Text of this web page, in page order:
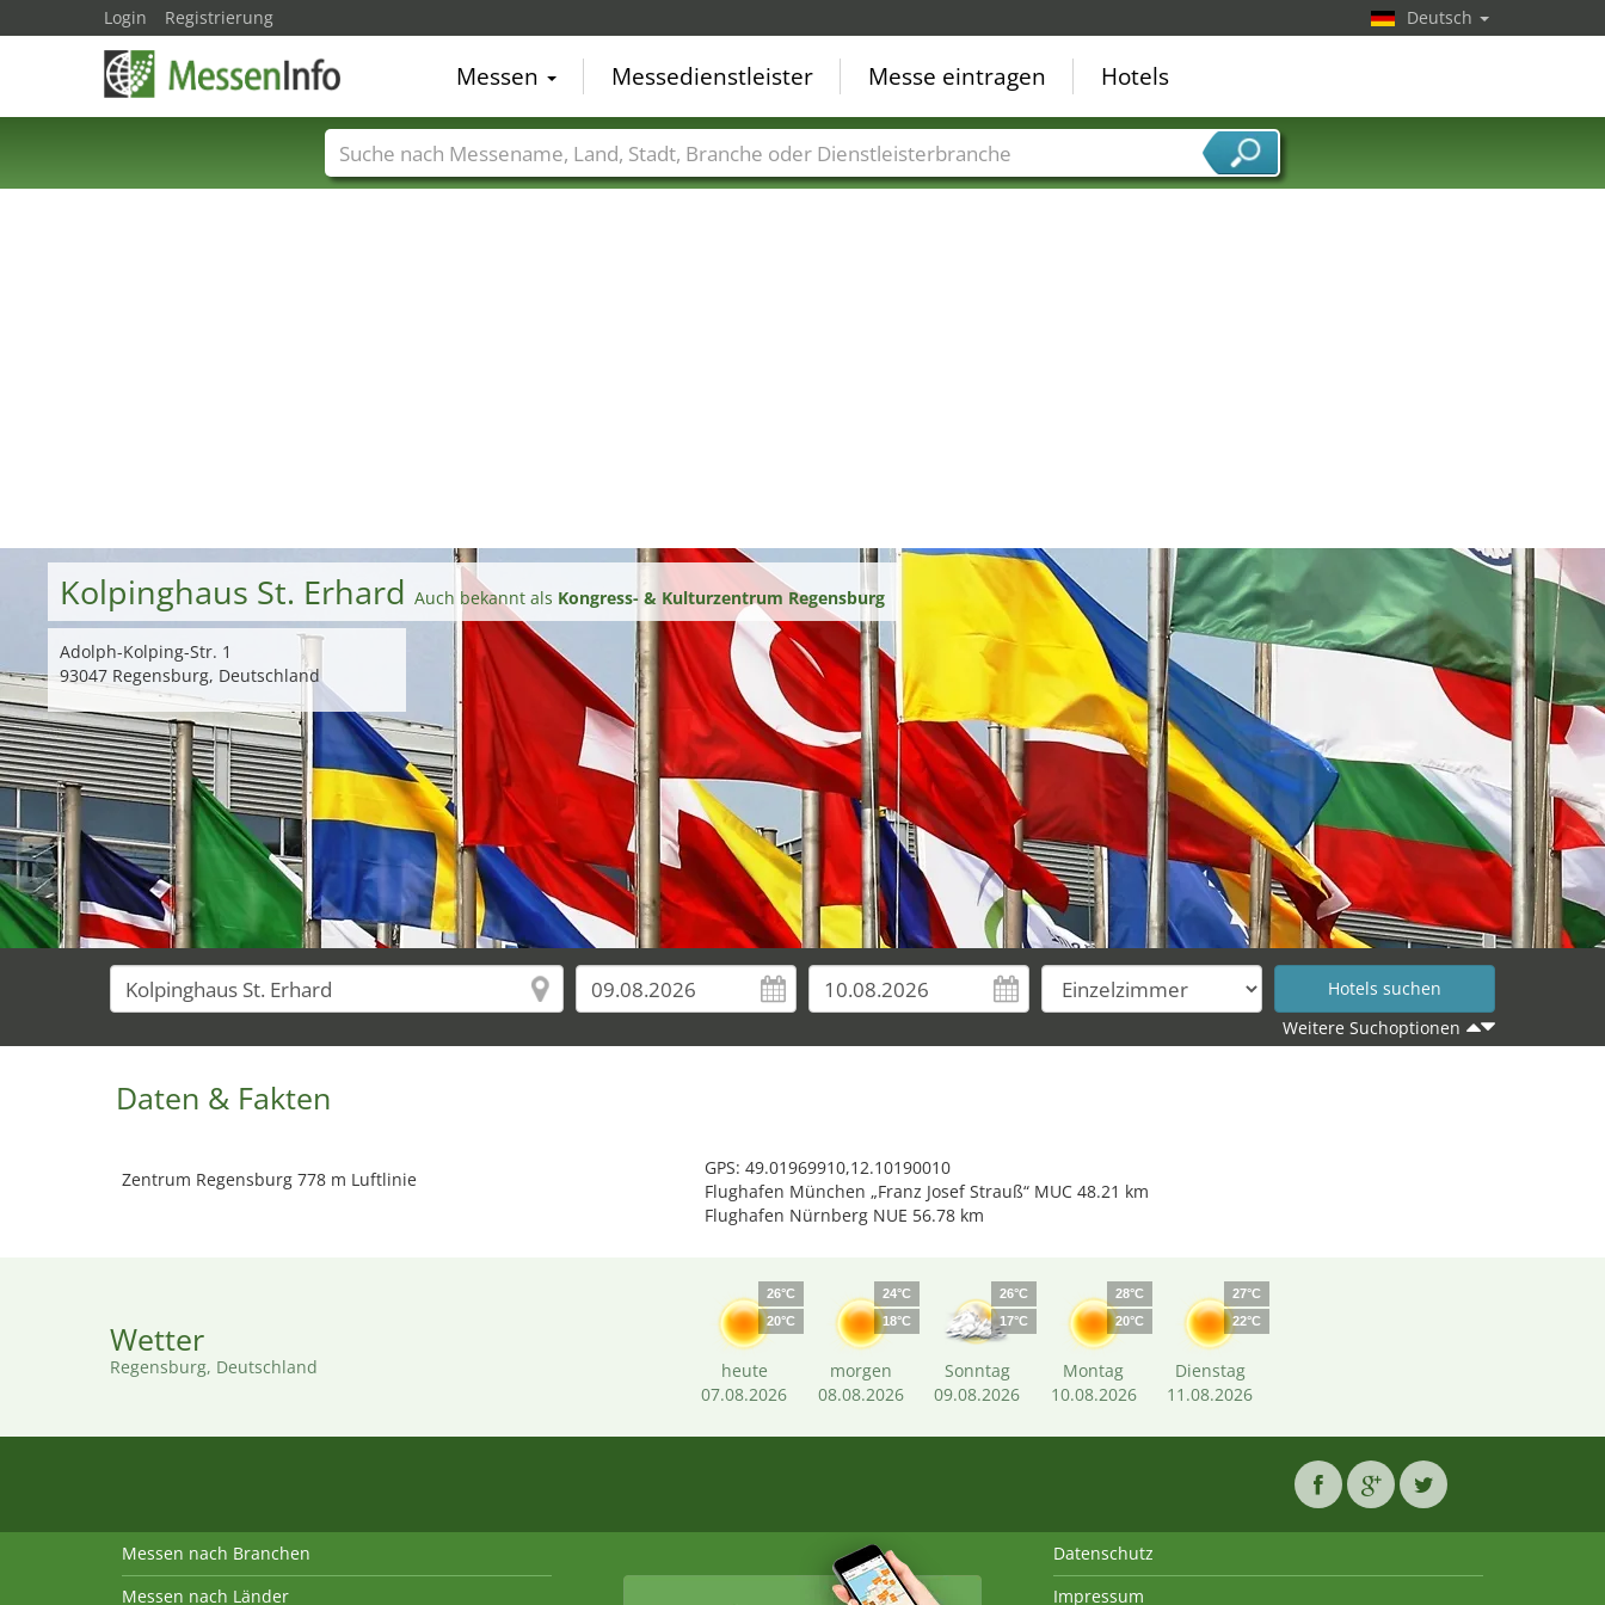
Kolpinghaus St. Erhard Auch bekannt als Kongress- & Kulturzentrum Regensburg
Adolph-Kolping-Str. 1
93047 Regensburg, Deutschland
Weitere Suchoptionen
Daten & Fakten
Zentrum Regensburg 778 m Luftlinie
GPS: 49.01969910,12.10190010
Flughafen München „Franz Josef Strauß“ MUC 48.21 km
Flughafen Nürnberg NUE 56.78 km
Wetter
Regensburg, Deutschland
26°C
20°C
heute
07.08.2026
24°C
18°C
morgen
08.08.2026
26°C
17°C
Sonntag
09.08.2026
28°C
20°C
Montag
10.08.2026
27°C
22°C
Dienstag
11.08.2026
Login Registrierung Deutsch
Messen Messedienstleister Messe eintragen Hotels
Messenamen Länder Städte Branchen Dienstleisterbranchen
Messen nach Branchen
Messen nach Länder
Datenschutz
Impressum